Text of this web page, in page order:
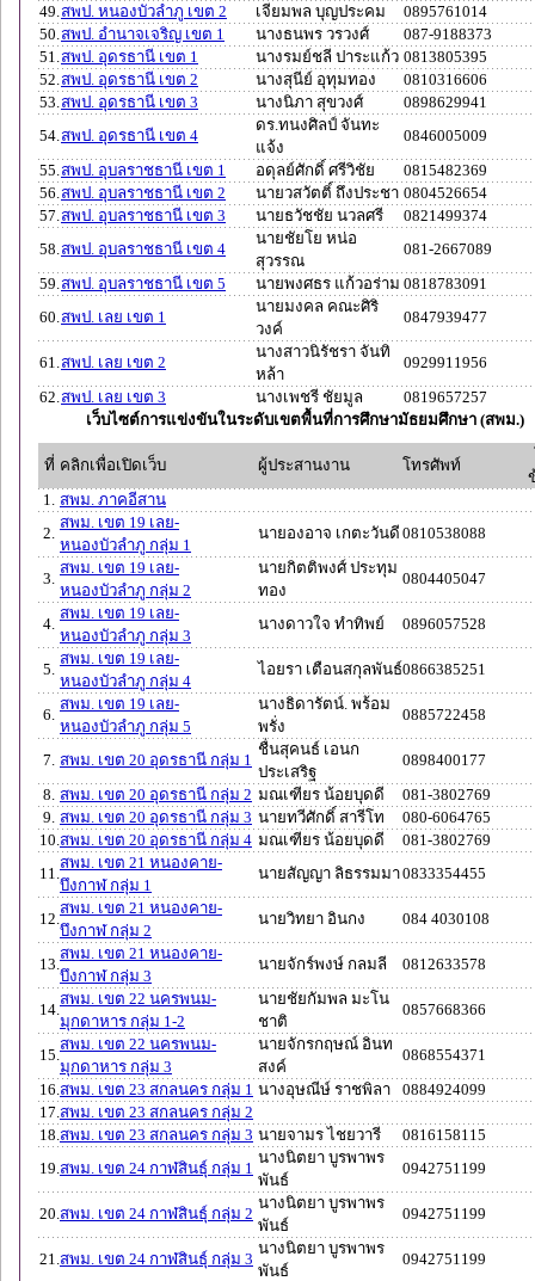
49. สพป. หนองบัวลำภู เขต 2 เจียมพล บุญประคม
0895761014
50. สพป. อำนาจเจริญ เขต 1 นางธนพร วรวงศ์
087-9188373
51. สพป. อุดรธานี เขต 1 นางรมย์ชลี ปาระแก้ว 0813805395
52. สพป. อุดรธานี เขต 2 นางสุนีย์ อุทุมทอง
0810316606
53. สพป. อุดรธานี เขต 3 นางนิภา สุขวงศ์
0898629941
54. สพป. อุดรธานี เขต 4
ดร.ทนงศิลป์ จันทะ
แจ้ง
0846005009
55. สพป. อุบลราชธานี เขต 1 อดุลย์ศักดิ์ ศรีวิชัย
0815482369
56. สพป. อุบลราชธานี เขต 2 นายวสวัตติ์ ถึงประชา 0804526654
57. สพป. อุบลราชธานี เขต 3 นายธวัชชัย นวลศรี
0821499374
58. สพป. อุบลราชธานี เขต 4
นายชัยโย หน่อ
สุวรรณ
081-2667089
59. สพป. อุบลราชธานี เขต 5 นายพงศธร แก้วอร่าม 0818783091
60. สพป. เลย เขต 1
นายมงคล คณะศิริ
วงค์
0847939477
61. สพป. เลย เขต 2
นางสาวนิรัชรา จันทิ
หล้า
0929911956
62. สพป. เลย เขต 3 นางเพชรี ชัยมูล
0819657257
เว็บไซต์การแข่งขันในระดับเขตพื้นที่การศึกษามัธยมศึกษา (สพม.)
ที่ คลิกเพื่อเปิดเว็บ ผู้ประสานงาน โทรศัพท์
1.
สพม. ภาคอีสาน
2.
สพม. เขต 19 เลย-
หนองบัวลำภู กลุ่ม 1
นายองอาจ เกตะวันดี 0810538088
3.
สพม. เขต 19 เลย-
หนองบัวลำภู กลุ่ม 2
นายกิตติพงศ์ ประทุม
ทอง
0804405047
4.
สพม. เขต 19 เลย-
หนองบัวลำภู กลุ่ม 3
นางดาวใจ ทำทิพย์ 0896057528
5.
สพม. เขต 19 เลย-
หนองบัวลำภู กลุ่ม 4
ไอยรา เตือนสกุลพันธ์0866385251
6.
สพม. เขต 19 เลย-
หนองบัวลำภู กลุ่ม 5
นางธิดารัตน์. พร้อม
พรั่ง
0885722458
7. สพม. เขต 20 อุดรธานี กลุ่ม 1
ชื่นสุคนธ์ เอนก
ประเสริฐ
0898400177
8. สพม. เขต 20 อุดรธานี กลุ่ม 2 มณเฑียร น้อยบุดดี
081-3802769
9. สพม. เขต 20 อุดรธานี กลุ่ม 3 นายทวีศักดิ์ สารีโท
080-6064765
10. สพม. เขต 20 อุดรธานี กลุ่ม 4 มณเฑียร น้อยบุดดี
081-3802769
11.
สพม. เขต 21 หนองคาย-
บึงกาฬ กลุ่ม 1
นายสัญญา ลิธรรมมา0833354455
12.
สพม. เขต 21 หนองคาย-
บึงกาฬ กลุ่ม 2
นายวิทยา อินกง 084 4030108
13.
สพม. เขต 21 หนองคาย-
บึงกาฬ กลุ่ม 3
นายจักร์พงษ์ กลมลี 0812633578
14.
สพม. เขต 22 นครพนม-
มุกดาหาร กลุ่ม 1-2
นายชัยกัมพล มะโน
ชาติ
0857668366
15.
สพม. เขต 22 นครพนม-
มุกดาหาร กลุ่ม 3
นายจักรกฤษณ์ อินท
สงค์
0868554371
16. สพม. เขต 23 สกลนคร กลุ่ม 1 นางอุษณีษ์ ราชพิลา
0884924099
17. สพม. เขต 23 สกลนคร กลุ่ม 2
18. สพม. เขต 23 สกลนคร กลุ่ม 3 นายจามร ไชยวารี
0816158115
19. สพม. เขต 24 กาฬสินธุ์ กลุ่ม 1
นางนิตยา บูรพาพร
พันธ์
0942751199
20. สพม. เขต 24 กาฬสินธุ์ กลุ่ม 2
นางนิตยา บูรพาพร
พันธ์
0942751199
21. สพม. เขต 24 กาฬสินธุ์ กลุ่ม 3
นางนิตยา บูรพาพร
พันธ์
0942751199